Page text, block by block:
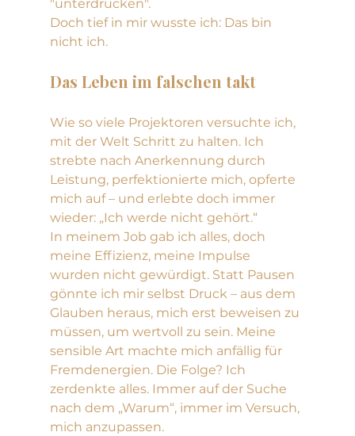
"unterdrücken".
Doch tief in mir wusste ich: Das bin
nicht ich.
Das Leben im falschen takt
Wie so viele Projektoren versuchte ich,
mit der Welt Schritt zu halten. Ich
strebte nach Anerkennung durch
Leistung, perfektionierte mich, opferte
mich auf – und erlebte doch immer
wieder: „Ich werde nicht gehört.“
In meinem Job gab ich alles, doch
meine Effizienz, meine Impulse
wurden nicht gewürdigt. Statt Pausen
gönnte ich mir selbst Druck – aus dem
Glauben heraus, mich erst beweisen zu
müssen, um wertvoll zu sein. Meine
sensible Art machte mich anfällig für
Fremdenergien. Die Folge? Ich
zerdenkte alles. Immer auf der Suche
nach dem „Warum“, immer im Versuch,
mich anzupassen.